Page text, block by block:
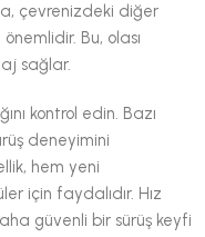
çevrenizdeki diğer
Bu, olası
sağlar.
kontrol edin. Bazı
deneyimini
hem yeni
için faydalıdır. Hız
güvenli bir sürüş keyfi